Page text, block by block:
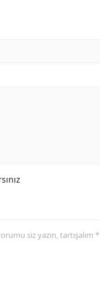
siz yazın, tartışalım *